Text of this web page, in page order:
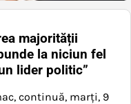
majorității
la niciun fel
lider politic”
continuă, marți, 9